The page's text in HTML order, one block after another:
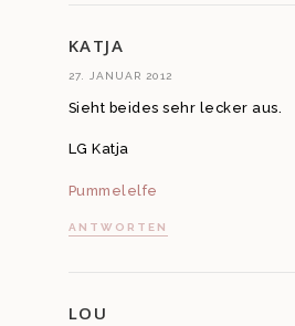
KATJA
27. JANUAR 2012
Sieht beides sehr lecker aus.
LG Katja
Pummelelfe
ANTWORTEN
LOU